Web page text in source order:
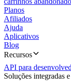
Planos
Afiliados
Ajuda
Aplicativos
Blog
Recursos
API para
Soluções integradas